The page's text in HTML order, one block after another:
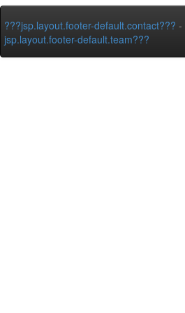
???jsp.layout.footer-default.contact??? -
jsp.layout.footer-default.team???